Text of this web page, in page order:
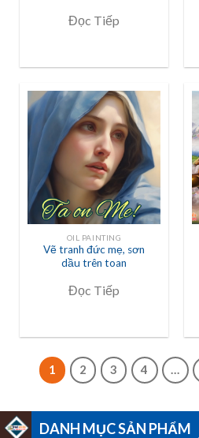
Đọc Tiếp
OIL PAINTING
Vẽ tranh đức mẹ, sơn
dầu trên toan
Đọc Tiếp
1 2 3 4 …
DANH MỤC SẢN PHẨM